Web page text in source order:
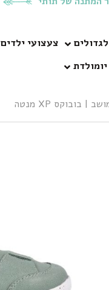
צעצועי ילדים
| בובוקס XP מנטה